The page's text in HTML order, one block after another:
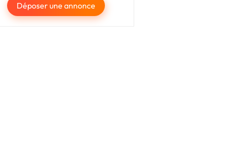
Déposer une annonce